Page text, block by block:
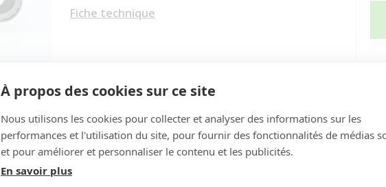
Fiche technique
À propos des cookies sur ce site
Nous utilisons les cookies pour collecter et analyser des informations sur les
performances et l'utilisation du site, pour fournir des fonctionnalités de médias
et pour améliorer et personnaliser le contenu et les publicités.
En savoir plus